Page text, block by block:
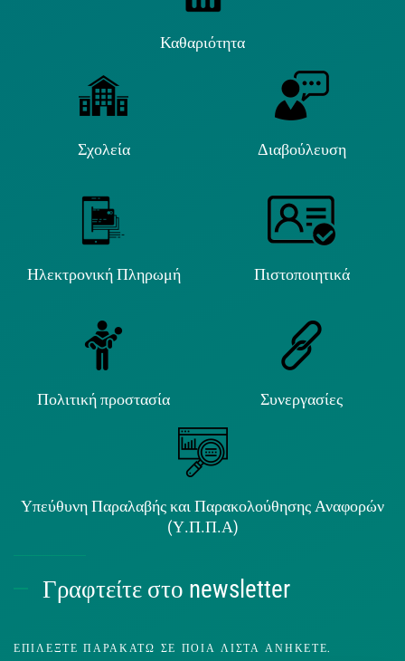
Καθαριότητα
Σχολεία Διαβούλευση
Ηλεκτρονική Πληρωμή Πιστοποιητικά
Πολιτική προστασία Συνεργασίες
Υπεύθυνη Παραλαβής και Παρακολούθησης Αναφορών
(Υ.Π.Π.Α)
Γραφτείτε στο newsletter
ΕΠΙΛΈΞΤΕ ΠΑΡΑΚΆΤΩ ΣΕ ΠΟΙΑ ΛΊΣΤΑ ΑΝΉΚΕΤΕ.